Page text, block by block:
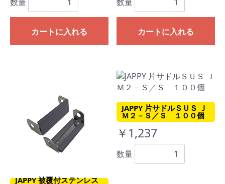
カートに入れる カートに入れる
JAPPY 被覆付ステンレス
JAPPY 片サドルＳＵＳ Ｊ
Ｍ２－Ｓ／Ｓ １００個
￥1,237
数量